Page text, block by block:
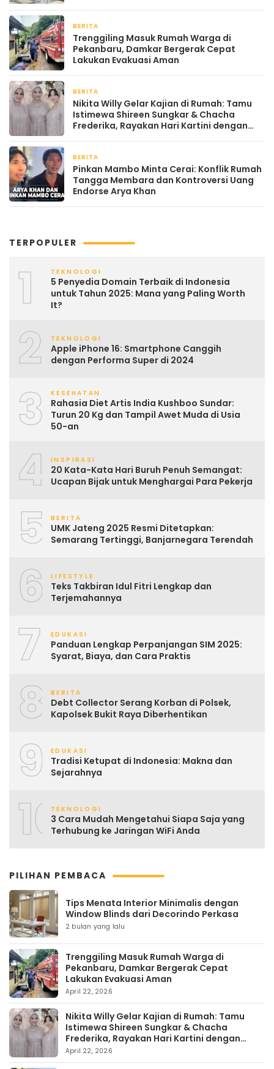
BERITA
Trenggiling Masuk Rumah Warga di
Pekanbaru, Damkar Bergerak Cepat
Lakukan Evakuasi Aman
BERITA
Nikita Willy Gelar Kajian di Rumah: Tamu
Istimewa Shireen Sungkar & Chacha
Frederika, Rayakan Hari Kartini dengan
BERITA
Pinkan Mambo Minta Cerai: Konflik Rumah
Tangga Membara dan Kontroversi Uang
Endorse Arya Khan
TERPOPULER
1 TEKNOLOGI
5 Penyedia Domain Terbaik di Indonesia
untuk Tahun 2025: Mana yang Paling Worth
It?
2 TEKNOLOGI
Apple iPhone 16: Smartphone Canggih
dengan Performa Super di 2024
3 KESEHATAN
Rahasia Diet Artis India Kushboo Sundar:
Turun 20 Kg dan Tampil Awet Muda di Usia
50-an
4 INSPIRASI
20 Kata-Kata Hari Buruh Penuh Semangat:
Ucapan Bijak untuk Menghargai Para Pekerja
5 BERITA
UMK Jateng 2025 Resmi Ditetapkan:
Semarang Tertinggi, Banjarnegara Terendah
6 LIFESTYLE
Teks Takbiran Idul Fitri Lengkap dan
Terjemahannya
7 EDUKASI
Panduan Lengkap Perpanjangan SIM 2025:
Syarat, Biaya, dan Cara Praktis
8 BERITA
Debt Collector Serang Korban di Polsek,
Kapolsek Bukit Raya Diberhentikan
9 EDUKASI
Tradisi Ketupat di Indonesia: Makna dan
Sejarahnya
10TEKNOLOGI
3 Cara Mudah Mengetahui Siapa Saja yang
Terhubung ke Jaringan WiFi Anda
PILIHAN PEMBACA
Tips Menata Interior Minimalis dengan
Window Blinds dari Decorindo Perkasa
2 bulan yang lalu
Trenggiling Masuk Rumah Warga di
Pekanbaru, Damkar Bergerak Cepat
Lakukan Evakuasi Aman
April 22, 2026
Nikita Willy Gelar Kajian di Rumah: Tamu
Istimewa Shireen Sungkar & Chacha
Frederika, Rayakan Hari Kartini dengan
Kehangatan
April 22, 2026